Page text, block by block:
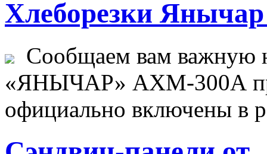
Хлеборезки Янычар
Сообщаем вам важную
«ЯНЫЧАР» АХМ-300А
официально включены в